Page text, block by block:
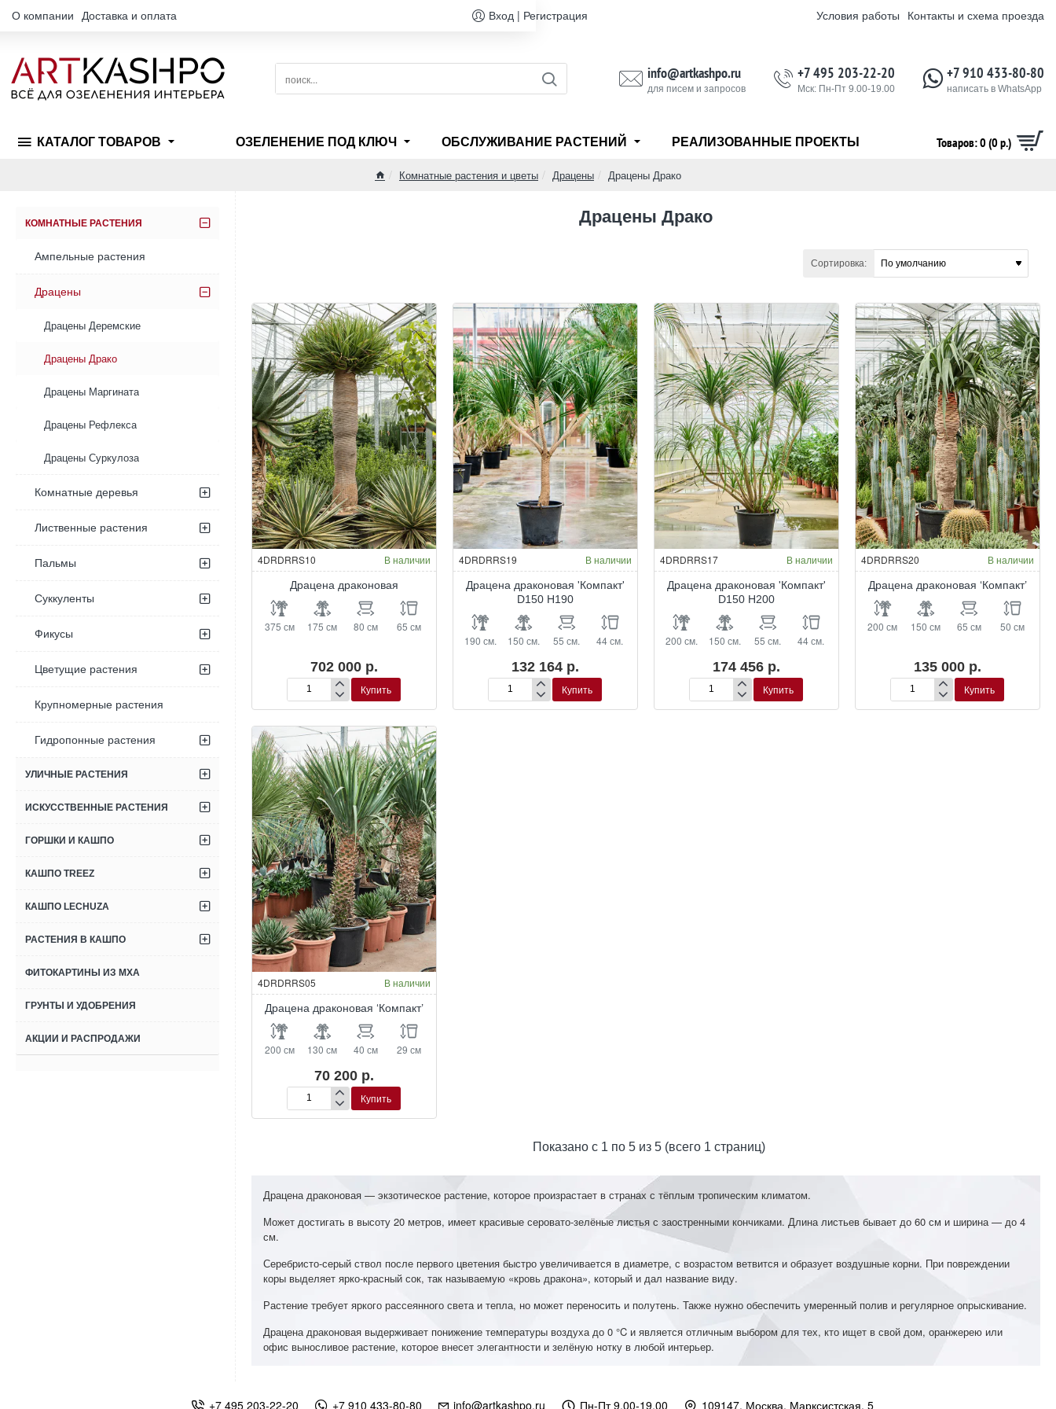
О компании Доставка и оплата Вход | Регистрация Условия работы Контакты и схема проезда
поиск...
info@artkashpo.ru
для писем и запросов
+7 495 203-22-20
Мск: Пн-Пт 9.00-19.00
+7 910 433-80-80
написать в WhatsApp
КАТАЛОГ ТОВАРОВ ОЗЕЛЕНЕНИЕ ПОД КЛЮЧ ОБСЛУЖИВАНИЕ РАСТЕНИЙ РЕАЛИЗОВАННЫЕ ПРОЕКТЫ Товаров: 0 (0 р.)
Комнатные растения и цветы Драцены Драцены Драко
КОМНАТНЫЕ РАСТЕНИЯ
Ампельные растения
Драцены
Драцены Деремские
Драцены Драко
Драцены Маргината
Драцены Рефлекса
Драцены Суркулоза
Комнатные деревья
Лиственные растения
Пальмы
Суккуленты
Фикусы
Цветущие растения
Крупномерные растения
Гидропонные растения
УЛИЧНЫЕ РАСТЕНИЯ
ИСКУССТВЕННЫЕ РАСТЕНИЯ
ГОРШКИ И КАШПО
КАШПО TREEZ
КАШПО LECHUZA
РАСТЕНИЯ В КАШПО
ФИТОКАРТИНЫ ИЗ МХА
ГРУНТЫ И УДОБРЕНИЯ
АКЦИИ И РАСПРОДАЖИ
Драцены Драко
Драцена драконовая — экзотическое растение, которое произрастает в странах с тёплым тропическим климатом.
Может достигать в высоту 20 метров, имеет красивые серовато-зелёные листья с заостренными кончиками. Длина листьев бывает до 60 см и ширина — до 4
см.
Серебристо-серый ствол после первого цветения быстро увеличивается в диаметре, с возрастом ветвится и образует воздушные корни. При повреждении
коры выделяет ярко-красный сок, так называемую «кровь дракона», который и дал название виду.
Растение требует яркого рассеянного света и тепла, но может переносить и полутень. Также нужно обеспечить умеренный полив и регулярное опрыскивание.
Драцена драконовая выдерживает понижение температуры воздуха до 0 °C и является отличным выбором для тех, кто ищет в свой дом, оранжерею или
офис выносливое растение, которое внесет элегантности и зелёную нотку в любой интерьер.
Сортировка:
4DRDRRS10 В наличии
Драцена драконовая
375 см 175 см 80 см 65 см
702 000 р.
Драцена
драконовая
Купить
4DRDRRS19 В наличии
Драцена драконовая 'Компакт'
D150 H190
190 см. 150 см. 55 см. 44 см.
132 164 р.
Драцена
драконовая
Купить
4DRDRRS17 В наличии
Драцена драконовая 'Компакт'
D150 H200
200 см. 150 см. 55 см. 44 см.
174 456 р.
Драцена
драконовая
Купить
4DRDRRS20 В наличии
Драцена драконовая ‘Компакт’
200 см 150 см 65 см 50 см
135 000 р.
Драцена
драконовая
Купить
4DRDRRS05 В наличии
Драцена драконовая ‘Компакт’
200 см 130 см 40 см 29 см
70 200 р.
Драцена
драконовая
Купить
Показано с 1 по 5 из 5 (всего 1 страниц)
+7 495 203-22-20 +7 910 433-80-80 info@artkashpo.ru Пн-Пт 9.00-19.00 109147, Москва, Марксистская, 5